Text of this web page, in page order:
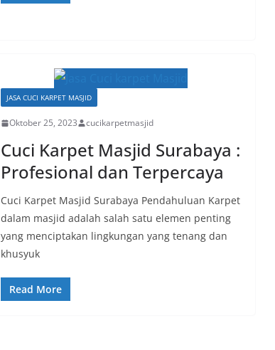
JASA CUCI KARPET MASJID
Oktober 25, 2023 cucikarpetmasjid
Cuci Karpet Masjid Surabaya :
Profesional dan Terpercaya
Cuci Karpet Masjid Surabaya Pendahuluan Karpet
dalam masjid adalah salah satu elemen penting
yang menciptakan lingkungan yang tenang dan
khusyuk
Read More